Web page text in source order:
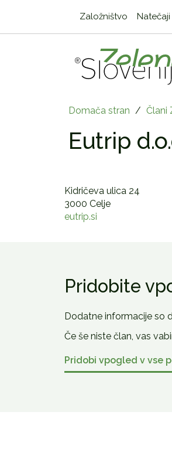
Založništvo Natečaji
Domača stran / Člani
Eutrip
Kidričeva ulica 24
3000 Celje
eutrip.si
Pridobite
Dodatne informacije so
Če še niste član, vas
Pridobi vpogled v vse